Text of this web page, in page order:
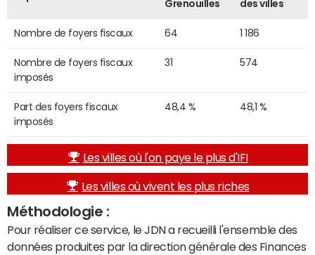
Grenouilles
des villes
Nombre de foyers fiscaux 64 1 186
Nombre de foyers fiscaux
imposés
31 574
Part des foyers fiscaux
imposés
48,4 % 48,1 %
Les villes où l'on paye le plus d'IFI
Les villes où vivent les plus riches
Méthodologie :
Pour réaliser ce service, le JDN a recueilli l'ensemble des
données produites par la direction générale des Finances